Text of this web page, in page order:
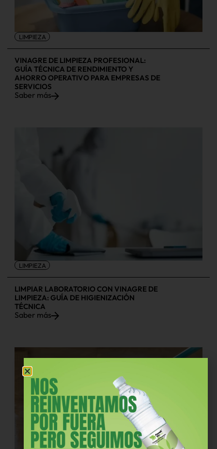
LIMPIEZA
VINAGRE DE LIMPIEZA PROFESIONAL:
GUÍA TÉCNICA DE RENDIMIENTO Y
AHORRO OPERATIVO PARA EMPRESAS DE
SERVICIOS
Saber más
LIMPIEZA
LIMPIAR LABORATORIO CON VINAGRE DE
LIMPIEZA: GUÍA DE HIGIENIZACIÓN
TÉCNICA
Saber más